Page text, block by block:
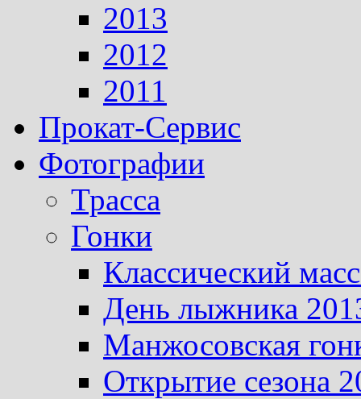
2013
2012
2011
Прокат-Сервис
Фотографии
Трасса
Гонки
Классический
День лыжника
Манжосовская
Открытие сезона